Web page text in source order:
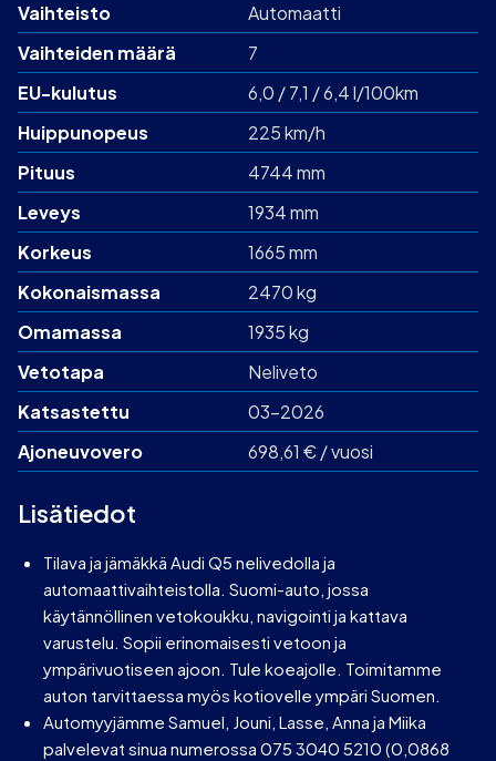
Vaihteisto
Automaatti
Vaihteiden määrä
7
EU-kulutus
6,0 / 7,1 / 6,4 l/100km
Huippunopeus
225 km/h
Pituus
4744 mm
Leveys
1934 mm
Korkeus
1665 mm
Kokonaismassa
2470 kg
Omamassa
1935 kg
Vetotapa
Neliveto
Katsastettu
03-2026
Ajoneuvovero
698,61 € / vuosi
Lisätiedot
Tilava ja jämäkkä Audi Q5 nelivedolla ja
automaattivaihteistolla. Suomi-auto, jossa
käytännöllinen vetokoukku, navigointi ja kattava
varustelu. Sopii erinomaisesti vetoon ja
ympärivuotiseen ajoon. Tule koeajolle. Toimitamme
auton tarvittaessa myös kotiovelle ympäri Suomen.
Automyyjämme Samuel, Jouni, Lasse, Anna ja Miika
palvelevat sinua numerossa 075 3040 5210 (0,0868